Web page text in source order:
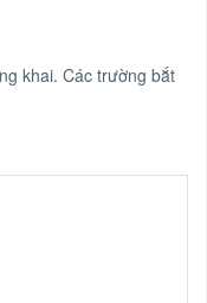
khai. Các trường bắt